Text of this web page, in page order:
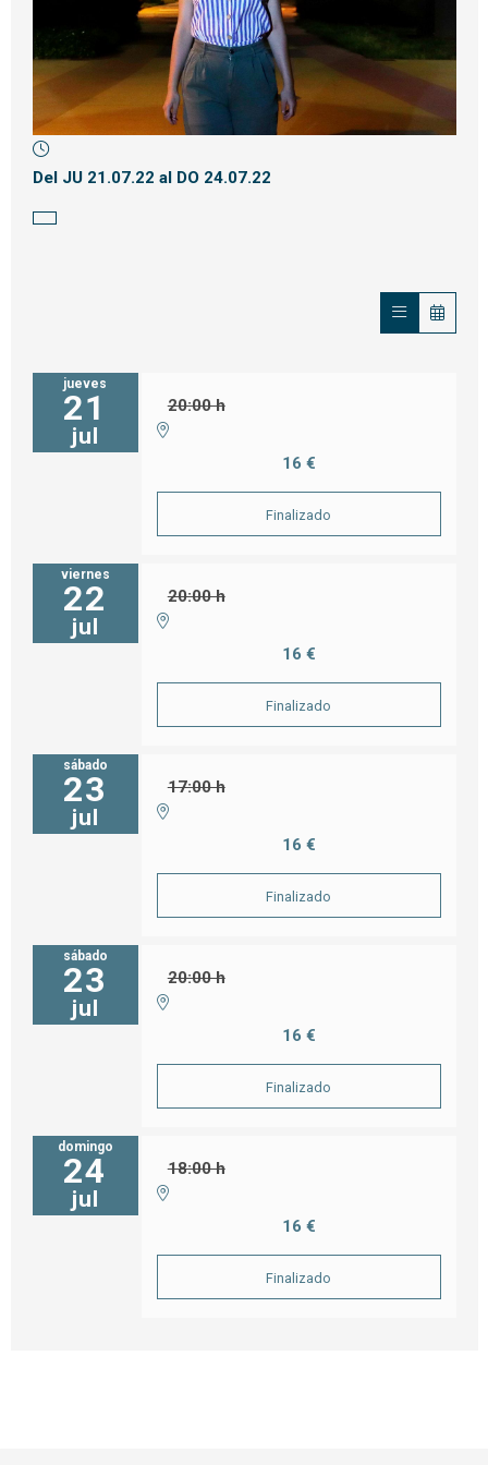
Diapositiva 1 de 1
Del JU 21.07.22 al DO 24.07.22
jueves
21
jul
20:00 h
16 €
Finalizado
viernes
22
jul
20:00 h
16 €
Finalizado
sábado
23
jul
17:00 h
16 €
Finalizado
sábado
23
jul
20:00 h
16 €
Finalizado
domingo
24
jul
18:00 h
16 €
Finalizado